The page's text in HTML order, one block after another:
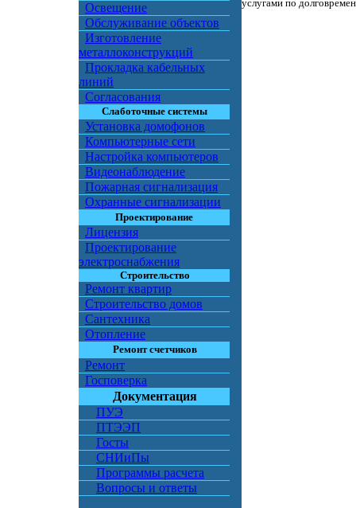
услугами по
Освещение
Обслуживание объектов
Изготовление
металлоконструкций
Прокладка кабельных
линий
Согласования
Слаботочные системы
Установка домофонов
Компьютерные сети
Настройка компьютеров
Видеонаблюдение
Пожарная сигнализация
Охранные сигнализации
Проектирование
Лицензия
Проектирование
электроснабжения
Строительство
Ремонт квартир
Строительство домов
Сантехника
Отопление
Ремонт счетчиков
Ремонт
Госповерка
Документация
ПУЭ
ПТЭЭП
Госты
СНИиПы
Программы расчета
Вопросы и ответы